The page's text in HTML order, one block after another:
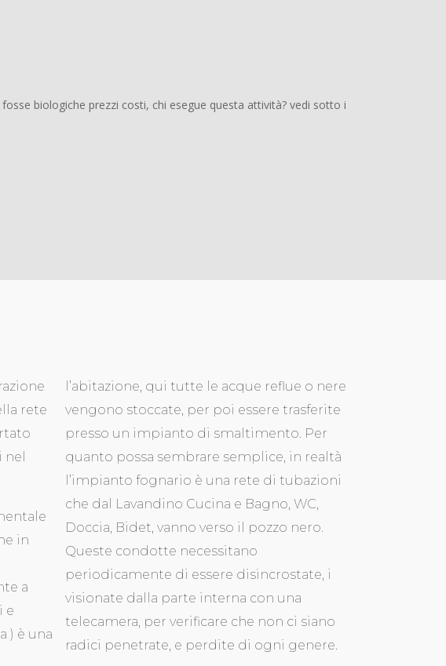
biologiche prezzi costi, chi esegue questa attività? vedi sotto i
rete
in
a
e
) è una
l’abitazione, qui tutte le acque reflue o nere
vengono stoccate, per poi essere trasferite
presso un impianto di smaltimento. Per
quanto possa sembrare semplice, in realtà
l’impianto fognario è una rete di tubazioni
che dal Lavandino Cucina e Bagno, WC,
Doccia, Bidet, vanno verso il pozzo nero.
Queste condotte necessitano
periodicamente di essere disincrostate, i
visionate dalla parte interna con una
telecamera, per verificare che non ci siano
radici penetrate, e perdite di ogni genere.